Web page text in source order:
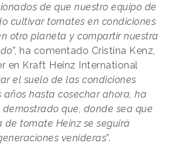
de que nuestro equipo de
cultivar tomates en condiciones
otro planeta y compartir nuestra
”, ha comentado Cristina Kenz,
en Kraft Heinz International
el suelo de las condiciones
hasta cosechar ahora, ha
que, donde sea que
de tomate Heinz se seguirá
venideras”.